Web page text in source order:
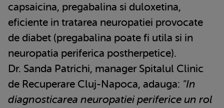
capsaicina, pregabalina si duloxetina,
eficiente in tratarea neuropatiei provocate
de diabet (pregabalina poate fi utila si in
neuropatia periferica postherpetice).
Dr. Sanda Patrichi, manager Spitalul Clinic
de Recuperare Cluj-Napoca, adauga: "In
diagnosticarea neuropatiei periferice un rol